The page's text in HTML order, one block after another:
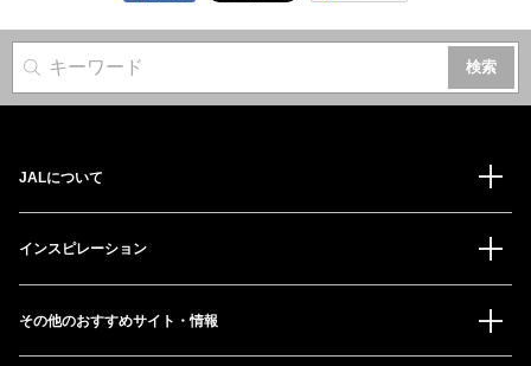
サイト内検索
JALについて
インスピレーション
その他のおすすめサイト・情報